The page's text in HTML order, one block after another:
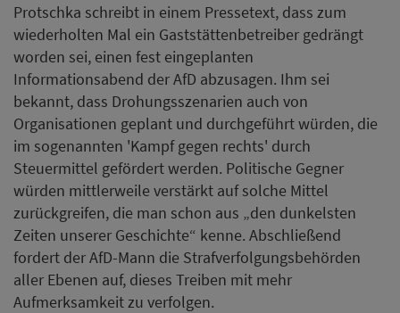
Protschka schreibt in einem Pressetext, dass zum
wiederholten Mal ein Gaststättenbetreiber gedrängt
worden sei, einen fest eingeplanten
Informationsabend der AfD abzusagen. Ihm sei
bekannt, dass Drohungsszenarien auch von
Organisationen geplant und durchgeführt würden, die
im sogenannten 'Kampf gegen rechts' durch
Steuermittel gefördert werden. Politische Gegner
würden mittlerweile verstärkt auf solche Mittel
zurückgreifen, die man schon aus „den dunkelsten
Zeiten unserer Geschichte“ kenne. Abschließend
fordert der AfD-Mann die Strafverfolgungsbehörden
aller Ebenen auf, dieses Treiben mit mehr
Aufmerksamkeit zu verfolgen.